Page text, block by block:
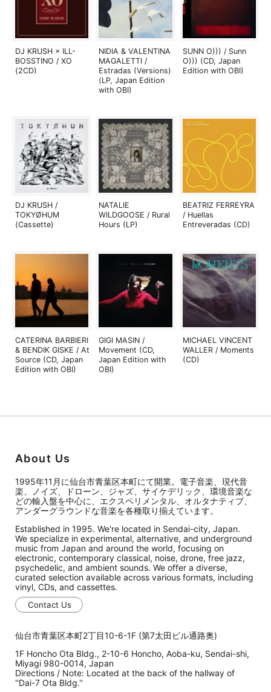
DJ KRUSH × ILL-
BOSSTINO / XO
(2CD)
NIDIA & VALENTINA
MAGALETTI /
Estradas (Versions)
(LP, Japan Edition
with OBI)
SUNN O))) / Sunn
O))) (CD, Japan
Edition with OBI)
DJ KRUSH /
TOKYØHUM
(Cassette)
NATALIE
WILDGOOSE / Rural
Hours (LP)
BEATRIZ FERREYRA
/ Huellas
Entreveradas (CD)
CATERINA BARBIERI
& BENDIK GISKE / At
Source (CD, Japan
Edition with OBI)
GIGI MASIN /
Movement (CD,
Japan Edition with
OBI)
MICHAEL VINCENT
WALLER / Moments
(CD)
About Us
1995年11月に仙台市青葉区本町にて開業。電子音楽、現代音
楽、ノイズ、ドローン、ジャズ、サイケデリック、環境音楽な
どの輸入盤を中心に、エクスペリメンタル、オルタナティブ、
アンダーグラウンドな音楽を各種取り揃えています。
Established in 1995. We're located in Sendai-city, Japan.
We specialize in experimental, alternative, and underground
music from Japan and around the world, focusing on
electronic, contemporary classical, noise, drone, free jazz,
psychedelic, and ambient sounds. We offer a diverse,
curated selection available across various formats, including
vinyl, CDs, and cassettes.
Contact Us
仙台市青葉区本町2丁目10-6-1F (第7太田ビル通路奥)
1F Honcho Ota Bldg., 2-10-6 Honcho, Aoba-ku, Sendai-shi,
Miyagi 980-0014, Japan
Directions / Note: Located at the back of the hallway of
''Dai-7 Ota Bldg.''